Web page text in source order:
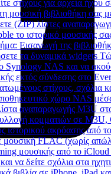
στίχους για αρχεία
μουσική βιβλιοθήκη
(ZIP) λίστες
το ιστορικό μουσικής
Εισαγωγή της
τα δυναμικά widgets
Synology NAS και να
εκτός σύνδεσης στο
στίχους, σχόλια
χώρο NAS
αναπαραγωγής M3U
κομματιών σε
ιστορικού ακρόασης από
FLAC (χωρίς
μουσικής από το
να δείτε σχόλια στα